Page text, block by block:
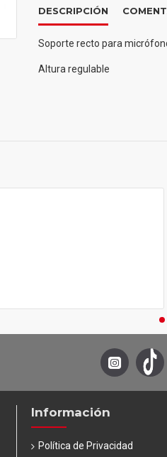
DESCRIPCIÓN
Soporte recto para
Altura regulable
Información
Política de Privacidad